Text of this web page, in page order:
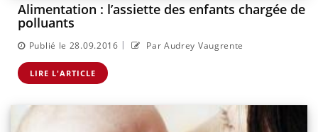
Alimentation : l’assiette des enfants chargée de
polluants
Publié le 28.09.2016 | Par Audrey Vaugrente
LIRE L'ARTICLE